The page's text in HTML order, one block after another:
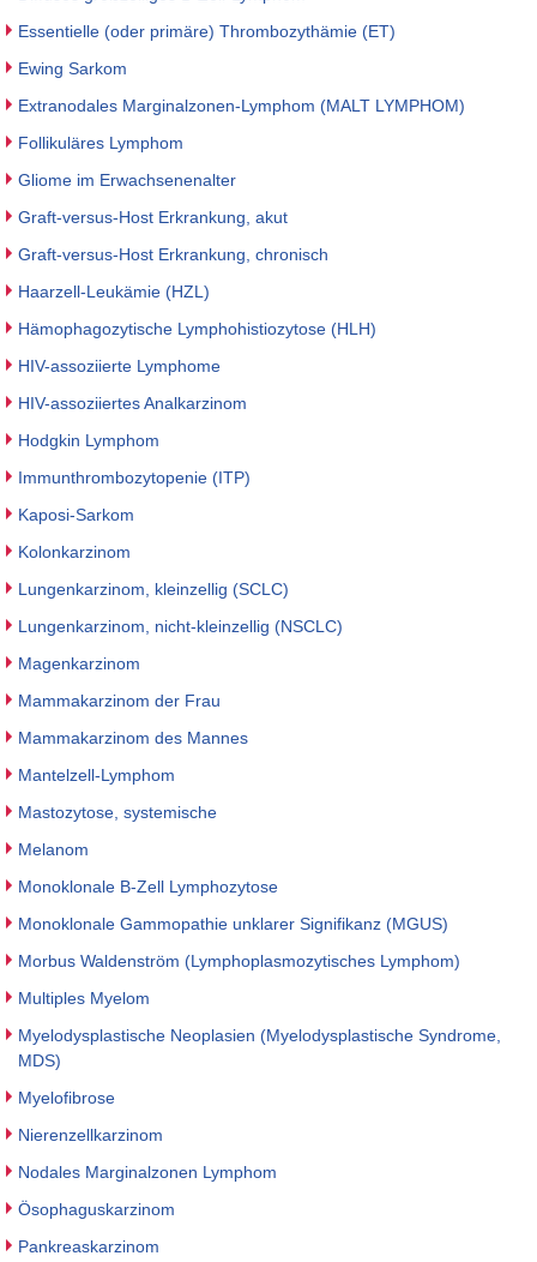
Essentielle (oder primäre) Thrombozythämie (ET)
Ewing Sarkom
Extranodales Marginalzonen-Lymphom (MALT LYMPHOM)
Follikuläres Lymphom
Gliome im Erwachsenenalter
Graft-versus-Host Erkrankung, akut
Graft-versus-Host Erkrankung, chronisch
Haarzell-Leukämie (HZL)
Hämophagozytische Lymphohistiozytose (HLH)
HIV-assoziierte Lymphome
HIV-assoziiertes Analkarzinom
Hodgkin Lymphom
Immunthrombozytopenie (ITP)
Kaposi-Sarkom
Kolonkarzinom
Lungenkarzinom, kleinzellig (SCLC)
Lungenkarzinom, nicht-kleinzellig (NSCLC)
Magenkarzinom
Mammakarzinom der Frau
Mammakarzinom des Mannes
Mantelzell-Lymphom
Mastozytose, systemische
Melanom
Monoklonale B-Zell Lymphozytose
Monoklonale Gammopathie unklarer Signifikanz (MGUS)
Morbus Waldenström (Lymphoplasmozytisches Lymphom)
Multiples Myelom
Myelodysplastische Neoplasien (Myelodysplastische Syndrome,
MDS)
Myelofibrose
Nierenzellkarzinom
Nodales Marginalzonen Lymphom
Ösophaguskarzinom
Pankreaskarzinom